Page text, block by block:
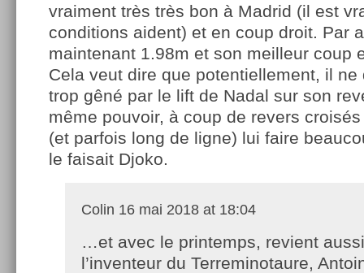
vraiment très très bon à Madrid (il est
conditions aident) et en coup droit. Par
maintenant 1.98m et son meilleur coup
Cela veut dire que potentiellement, il ne
trop gêné par le lift de Nadal sur son
même pouvoir, à coup de revers
(et parfois long de ligne) lui faire
le faisait Djoko.
Colin 16 mai 2018 at 18:04
…et avec le printemps, revient aussi
l’inventeur du Terreminotaure,